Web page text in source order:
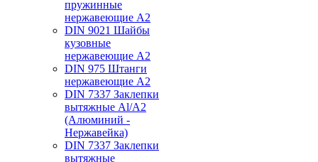
пружинные
нержавеющие А2
DIN 9021 Шайбы
кузовные
нержавеющие А2
DIN 975 Штанги
нержавеющие А2
DIN 7337 Заклепки
вытяжные Al/A2
(Алюминий -
Нержавейка)
DIN 7337 Заклепки
вытяжные